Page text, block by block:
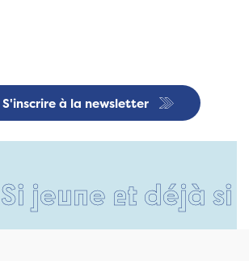
S'inscrire à la newsletter
et déjà si